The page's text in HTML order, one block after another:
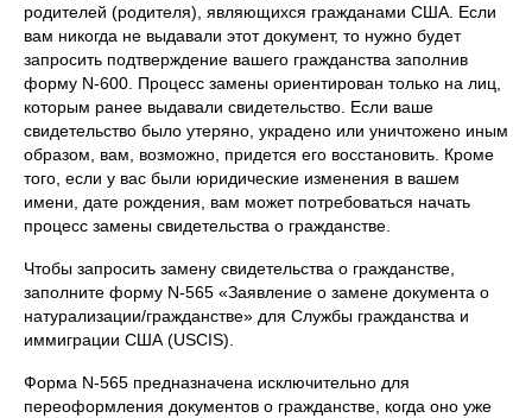
родителей (родителя), являющихся гражданами США. Если
вам никогда не выдавали этот документ, то нужно будет
запросить подтверждение вашего гражданства заполнив
форму N-600. Процесс замены ориентирован только на лиц,
которым ранее выдавали свидетельство. Если ваше
свидетельство было утеряно, украдено или уничтожено иным
образом, вам, возможно, придется его восстановить. Кроме
того, если у вас были юридические изменения в вашем
имени, дате рождения, вам может потребоваться начать
процесс замены свидетельства о гражданстве.
Чтобы запросить замену свидетельства о гражданстве,
заполните форму N-565 «Заявление о замене документа о
натурализации/гражданстве» для Службы гражданства и
иммиграции США (USCIS).
Форма N-565 предназначена исключительно для
переоформления документов о гражданстве, когда оно уже